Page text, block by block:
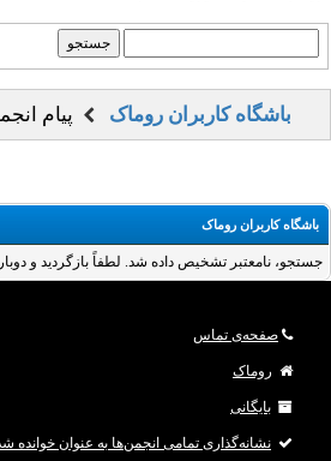
باشگاه کاربران روماک پیام
باشگاه کاربران روماک
جستجو، نامعتبر تشخیص داده شد. لطفاً بازگردید و
صفحه‌ی تماس
روماک
بایگانی
نشانه‌گذاری تمامی انجمن‌ها به عنوان خوانده